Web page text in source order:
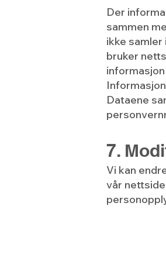
Der
sammen
ikke samler
bruker
Dataene
7.
Vi kan
vår